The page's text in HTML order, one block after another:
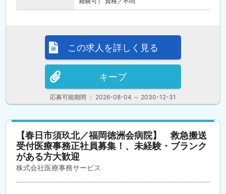
応募可能期間 ： 2026-08-04 ～ 2030-12-31
この求人を詳しく見る
キープ
【春日市須玖北／福岡徳洲会病院】 救急搬送
受付医療事務正社員募集！、未経験・ブランク
がある方大歓迎
株式会社医療事務サービス